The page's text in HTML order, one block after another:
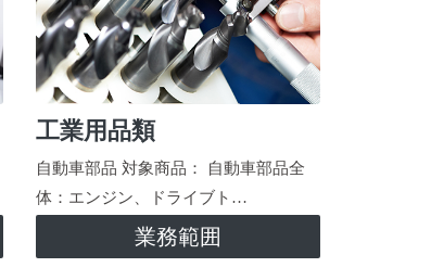
工業用品類
自動車部品 対象商品： 自動車部品全
体：エンジン、ドライブト…
業務範囲